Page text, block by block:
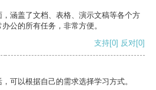
涵盖了文档、表格、演示文稿等各个方
公的所有任务，非常方便。
支持[0] 反对[0]
可以根据自己的需求选择学习方式。